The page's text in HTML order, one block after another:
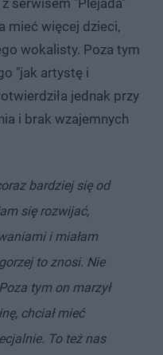
mieć więcej dzieci,
wokalisty. Poza tym
"jak artystę i
jednak przy
i brak wzajemnych
bardziej się od
się rozwijać,
i miałam
to znosi. Nie
tym on marzył
chciał mieć
To też nas